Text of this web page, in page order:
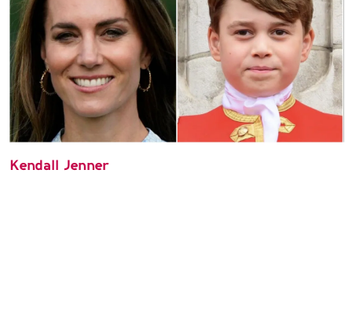
Kendall Jenner